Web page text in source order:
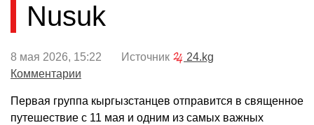
Nusuk
8 мая 2026, 15:22 Источник
24.kg
Комментарии
Первая группа кыргызстанцев отправится в священное
путешествие с 11 мая и одним из самых важных